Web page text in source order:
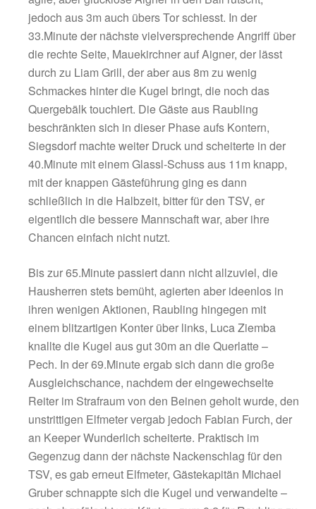
behält der TuS Raubling am Ende glücklich,
nicht unverdient die Oberhand und
den Abstand nach ganz unten. Gerade
Sekunden vergingen auf der Uhr, da hätte
schon geklingelt im Tor der Raublinger, als
einem katastrophalen Abwehrschnitzer
als Nutzniesser unverhofft allein vor
Wunderlich auftauchte, doch in leichte
verschiesst er übers Tor – was für ein
Hobmaier-Arena. Weiter gings mit flottem
beiden Seiten, so prüfte Felix
20m-Fernschuss den Gästeschlussmann,
sicher hält (7.).
Raubling hielt aber intensiv dagegegen und
der 14.Minute zu ihrer ersten Großchance
Hable, der einfach mal aus 22m flach ab-
verzieht. Doch schon wieder gings in die
Richtung, Florian Aigner tankte sich auf
Raum in den Sechzehner, zieht sofort aus
Wunderlich ist aber zur Stelle. Etwas
dann in der 17.Minute der Nackenschlag für